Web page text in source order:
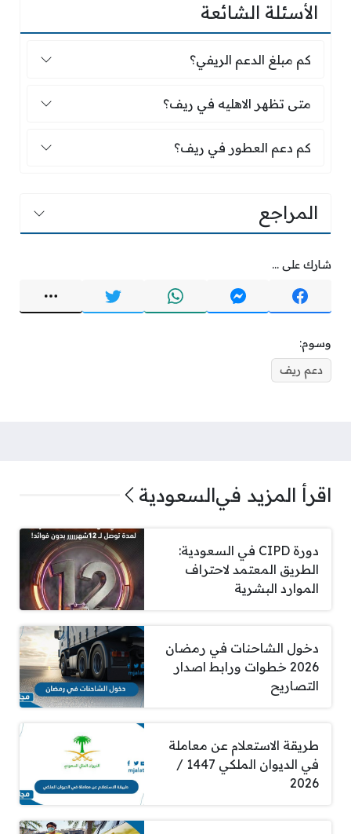
الأسئلة الشائعة
كم مبلغ الدعم الريفي؟
كم مبلغ الدعم الريفي؟
متى تظهر الاهليه في ريف؟
متى تظهر الاهليه في ريف؟
كم دعم العطور في ريف؟
كم دعم العطور في ريف؟
المراجع
شارك على ...
وسوم:
دعم ريف
اقرأ المزيد فيالسعودية
دورة CIPD في السعودية:
الطريق المعتمد لاحتراف
الموارد البشرية
دخول الشاحنات في رمضان
2026 خطوات ورابط اصدار
التصاريح
طريقة الاستعلام عن معاملة
في الديوان الملكي 1447 /
2026